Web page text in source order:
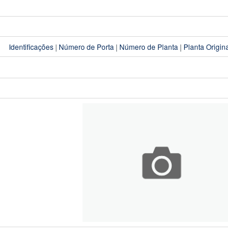
Identificações | Número de Porta | Número de Planta | Planta